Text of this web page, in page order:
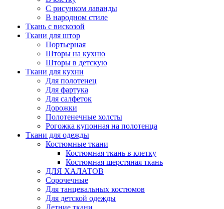
С рисунком лаванды
В народном стиле
Ткань с вискозой
Ткани для штор
Портьерная
Шторы на кухню
Шторы в детскую
Ткани для кухни
Для полотенец
Для фартука
Для салфеток
Дорожки
Полотенечные холсты
Рогожка купонная на полотенца
Ткани для одежды
Костюмные ткани
Костюмная ткань в клетку
Костюмная шерстяная ткань
ДЛЯ ХАЛАТОВ
Сорочечные
Для танцевальных костюмов
Для детской одежды
Летние ткани